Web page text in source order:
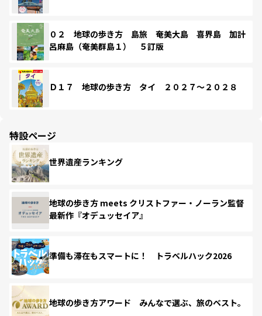
０２ 地球の歩き方 島旅 奄美大島 喜界島 加計
呂麻島（奄美群島１） ５訂版
Ｄ１７ 地球の歩き方 タイ ２０２７～２０２８
特設ページ
世界遺産ランキング
地球の歩き方 meets クリストファー・ノーラン監督
最新作『オデュッセイア』
準備も滞在もスマートに！ トラベルハック2026
地球の歩き方アワード みんなで選ぶ、旅のベスト。